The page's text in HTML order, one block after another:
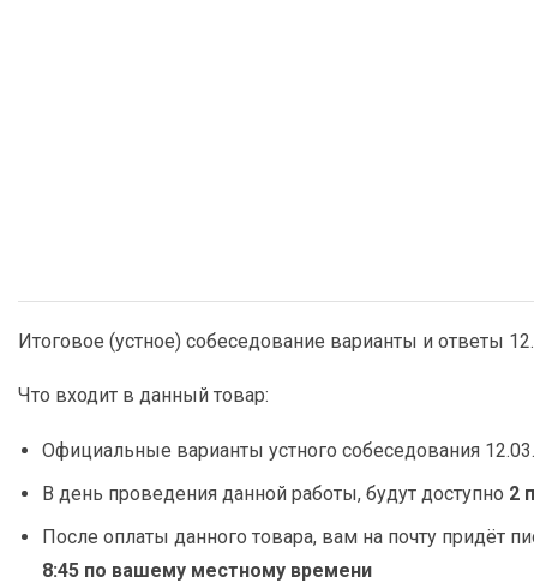
Итоговое (устное) собеседование варианты и ответы
Что входит в данный товар:
Официальные варианты устного собеседования
В день проведения данной работы, будут доступно 2
После оплаты данного товара, вам на почту придёт
8:45 по вашему местному времени